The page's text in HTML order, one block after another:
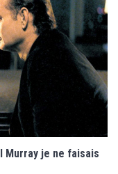
Murray je ne faisais